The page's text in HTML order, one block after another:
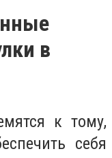
в
к тому,
себя